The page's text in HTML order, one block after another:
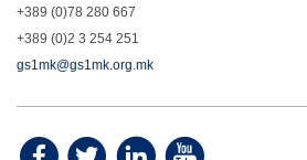
+389 (0)78 280 667
+389 (0)2 3 254 251
gs1mk@gs1mk.org.mk